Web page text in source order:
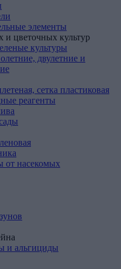
элементы
и цветочных культур
культуры
двулетние и
сетка пластиковая
реагенты
от насекомых
и альгициды